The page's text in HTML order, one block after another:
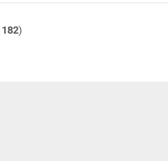
182)